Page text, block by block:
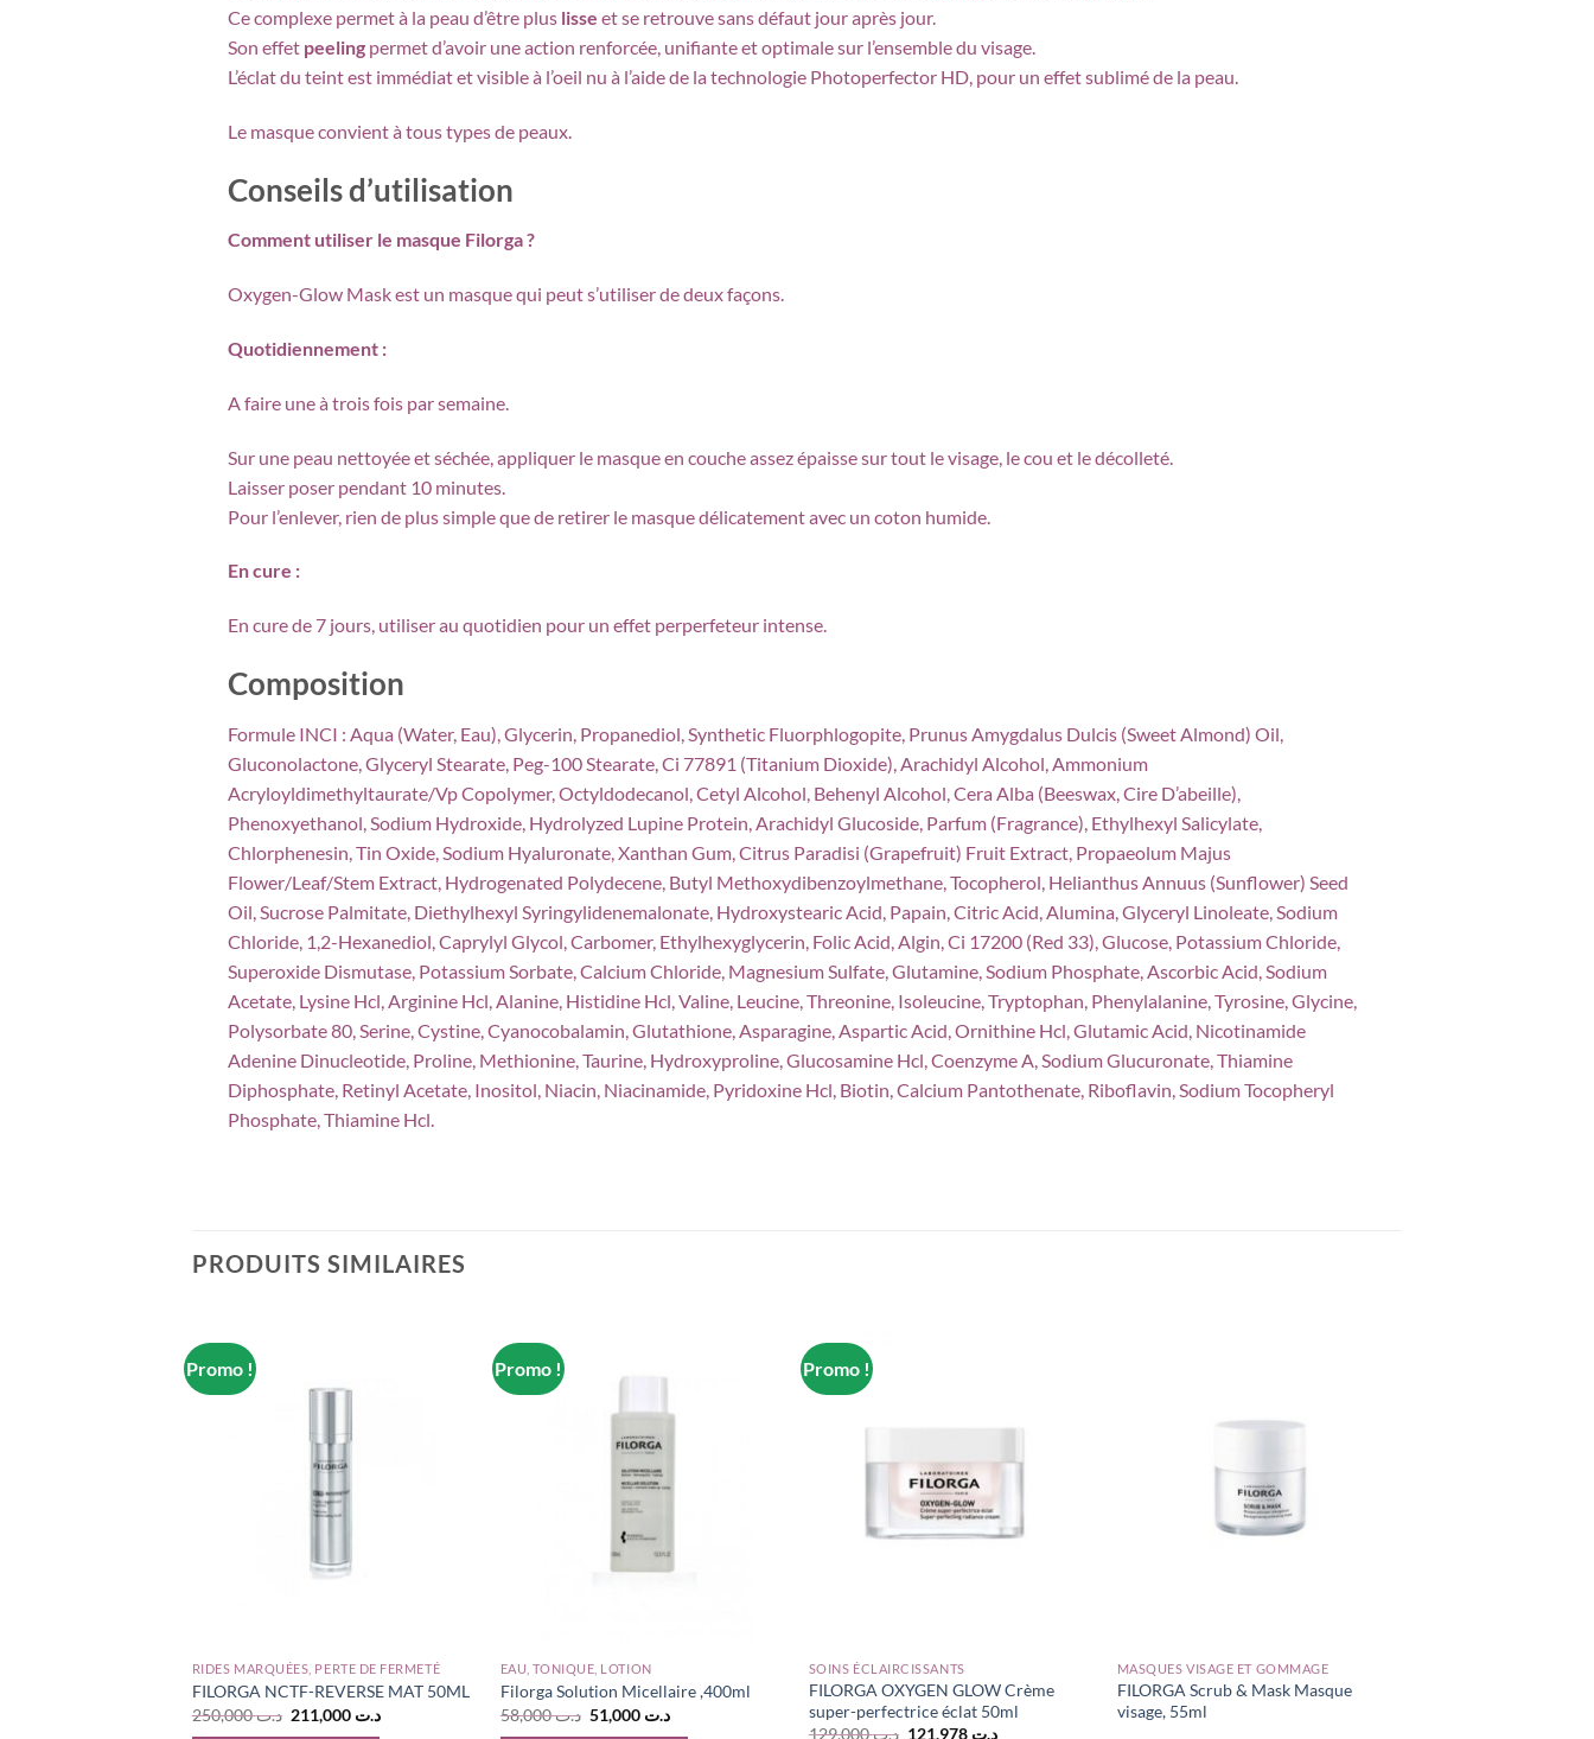
Ce complexe permet à la peau d’être plus lisse et se retrouve sans défaut jour après jour.
Son effet peeling permet d’avoir une action renforcée, unifiante et optimale sur l’ensemble du visage.
L’éclat du teint est immédiat et visible à l’oeil nu à l’aide de la technologie Photoperfector HD, pour un effet sublimé de la peau.
Le masque convient à tous types de peaux.
Conseils d’utilisation
Comment utiliser le masque Filorga ?
Oxygen-Glow Mask est un masque qui peut s’utiliser de deux façons.
Quotidiennement :
A faire une à trois fois par semaine.
Sur une peau nettoyée et séchée, appliquer le masque en couche assez épaisse sur tout le visage, le cou et le décolleté.
Laisser poser pendant 10 minutes.
Pour l’enlever, rien de plus simple que de retirer le masque délicatement avec un coton humide.
En cure :
En cure de 7 jours, utiliser au quotidien pour un effet perperfeteur intense.
Composition
Formule INCI : Aqua (Water, Eau), Glycerin, Propanediol, Synthetic Fluorphlogopite, Prunus Amygdalus Dulcis (Sweet Almond) Oil,
Gluconolactone, Glyceryl Stearate, Peg-100 Stearate, Ci 77891 (Titanium Dioxide), Arachidyl Alcohol, Ammonium
Acryloyldimethyltaurate/Vp Copolymer, Octyldodecanol, Cetyl Alcohol, Behenyl Alcohol, Cera Alba (Beeswax, Cire D’abeille),
Phenoxyethanol, Sodium Hydroxide, Hydrolyzed Lupine Protein, Arachidyl Glucoside, Parfum (Fragrance), Ethylhexyl Salicylate,
Chlorphenesin, Tin Oxide, Sodium Hyaluronate, Xanthan Gum, Citrus Paradisi (Grapefruit) Fruit Extract, Propaeolum Majus
Flower/Leaf/Stem Extract, Hydrogenated Polydecene, Butyl Methoxydibenzoylmethane, Tocopherol, Helianthus Annuus (Sunflower) Seed
Oil, Sucrose Palmitate, Diethylhexyl Syringylidenemalonate, Hydroxystearic Acid, Papain, Citric Acid, Alumina, Glyceryl Linoleate, Sodium
Chloride, 1,2-Hexanediol, Caprylyl Glycol, Carbomer, Ethylhexyglycerin, Folic Acid, Algin, Ci 17200 (Red 33), Glucose, Potassium Chloride,
Superoxide Dismutase, Potassium Sorbate, Calcium Chloride, Magnesium Sulfate, Glutamine, Sodium Phosphate, Ascorbic Acid, Sodium
Acetate, Lysine Hcl, Arginine Hcl, Alanine, Histidine Hcl, Valine, Leucine, Threonine, Isoleucine, Tryptophan, Phenylalanine, Tyrosine, Glycine,
Polysorbate 80, Serine, Cystine, Cyanocobalamin, Glutathione, Asparagine, Aspartic Acid, Ornithine Hcl, Glutamic Acid, Nicotinamide
Adenine Dinucleotide, Proline, Methionine, Taurine, Hydroxyproline, Glucosamine Hcl, Coenzyme A, Sodium Glucuronate, Thiamine
Diphosphate, Retinyl Acetate, Inositol, Niacin, Niacinamide, Pyridoxine Hcl, Biotin, Calcium Pantothenate, Riboflavin, Sodium Tocopheryl
Phosphate, Thiamine Hcl.
PRODUITS SIMILAIRES
Promo !
RIDES MARQUÉES, PERTE DE FERMETÉ
FILORGA NCTF-REVERSE MAT 50ML
د.ت250,000
Le
prix
د.تLe
Promo !
EAU, TONIQUE, LOTION
Filorga Solution Micellaire ,400ml
د.ت58,000
Le
prix
د.تLe
Promo !
SOINS ÉCLAIRCISSANTS
FILORGA OXYGEN GLOW Crème
super-perfectrice éclat 50ml
د.ت129,000
Le
د.تLe
MASQUES VISAGE ET GOMMAGE
FILORGA Scrub & Mask Masque
visage, 55ml